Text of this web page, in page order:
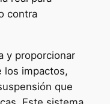
contra
y proporcionar
los impactos,
que